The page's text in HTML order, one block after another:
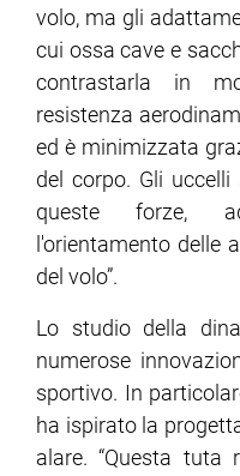
volo, ma gli
cui ossa cave e
contrastarla in
resistenza
ed è minimizzata
del corpo. Gli
queste forze,
l'orientamento delle
del volo”.
Lo studio della
numerose
sportivo. In
ha ispirato la
alare. “Questa tuta